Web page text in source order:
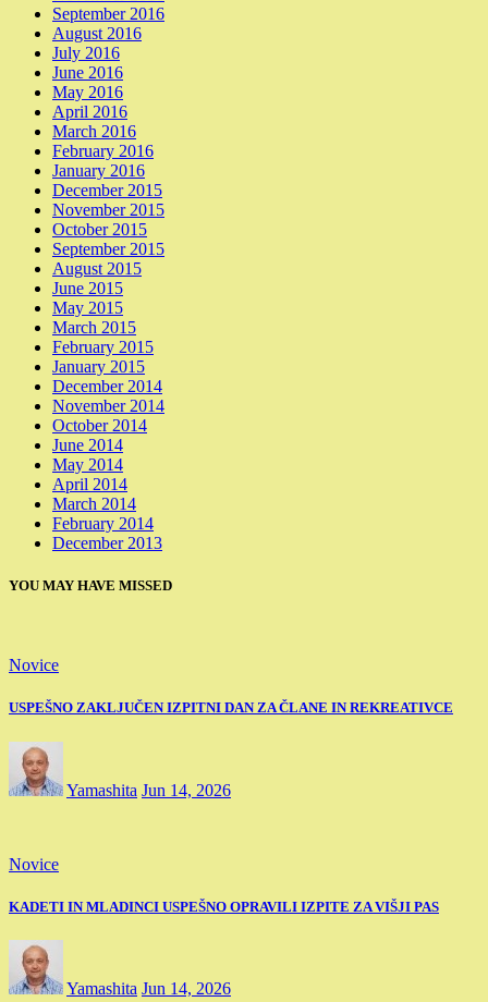
September 2016
August 2016
July 2016
June 2016
May 2016
April 2016
March 2016
February 2016
January 2016
December 2015
November 2015
October 2015
September 2015
August 2015
June 2015
May 2015
March 2015
February 2015
January 2015
December 2014
November 2014
October 2014
June 2014
May 2014
April 2014
March 2014
February 2014
December 2013
YOU MAY HAVE MISSED
Novice
USPEŠNO ZAKLJUČEN IZPITNI DAN ZA ČLANE IN REKREATIVCE
Yamashita Jun 14, 2026
Novice
KADETI IN MLADINCI USPEŠNO OPRAVILI IZPITE ZA VIŠJI PAS
Yamashita Jun 14, 2026